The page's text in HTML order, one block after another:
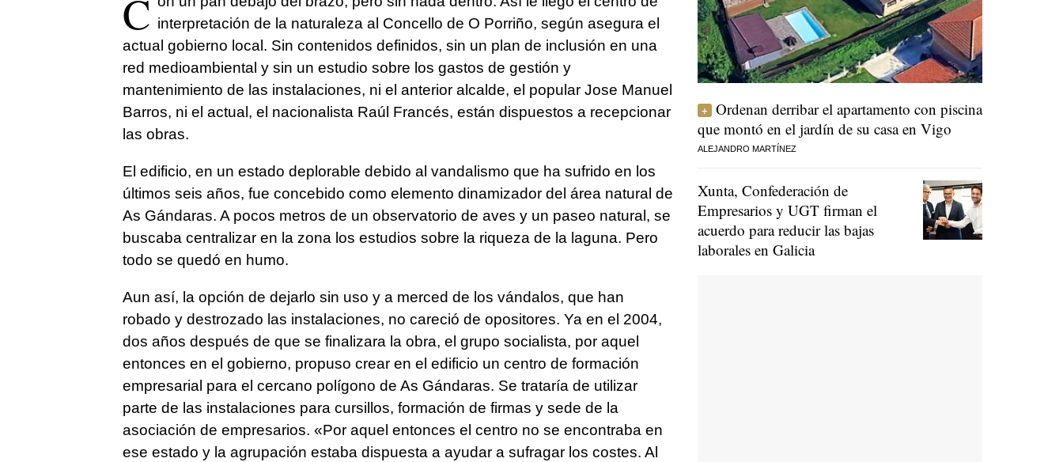
C interpretación de la naturaleza al Concello de O Porriño, según asegura el
actual gobierno local. Sin contenidos definidos, sin un plan de inclusión en una
red medioambiental y sin un estudio sobre los gastos de gestión y
mantenimiento de las instalaciones, ni el anterior alcalde, el popular Jose Manuel
Barros, ni el actual, el nacionalista Raúl Francés, están dispuestos a recepcionar
las obras.
El edificio, en un estado deplorable debido al vandalismo que ha sufrido en los
últimos seis años, fue concebido como elemento dinamizador del área natural de
As Gándaras. A pocos metros de un observatorio de aves y un paseo natural, se
buscaba centralizar en la zona los estudios sobre la riqueza de la laguna. Pero
todo se quedó en humo.
Aun así, la opción de dejarlo sin uso y a merced de los vándalos, que han
robado y destrozado las instalaciones, no careció de opositores. Ya en el 2004,
dos años después de que se finalizara la obra, el grupo socialista, por aquel
entonces en el gobierno, propuso crear en el edificio un centro de formación
empresarial para el cercano polígono de As Gándaras. Se trataría de utilizar
parte de las instalaciones para cursillos, formación de firmas y sede de la
asociación de empresarios. «Por aquel entonces el centro no se encontraba en
ese estado y la agrupación estaba dispuesta a ayudar a sufragar los costes. Al
Ordenan derribar el apartamento con piscina
que montó en el jardín de su casa en Vigo
ALEJANDRO MARTÍNEZ
Xunta, Confederación de
Empresarios y UGT firman el
acuerdo para reducir las bajas
laborales en Galicia